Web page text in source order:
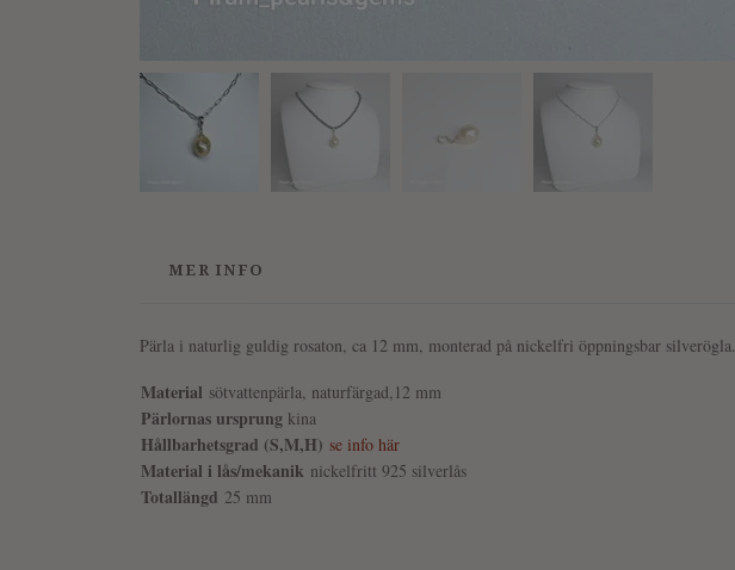
MER INFO
Pärla i naturlig guldig rosaton, ca 12 mm, monterad på nickelfri öppningsbar silverögla.
Material sötvattenpärla, naturfärgad,12 mm
Pärlornas ursprung kina
Hållbarhetsgrad (S,M,H) se info här
Material i lås/mekanik nickelfritt 925 silverlås
Totallängd 25 mm